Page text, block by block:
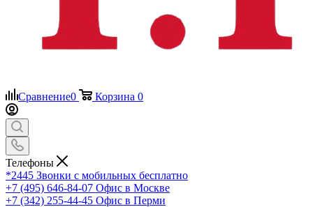
Сравнение0 Корзина 0
Телефоны
*2445 Звонки с мобильных бесплатно
+7 (495) 646-84-07 Офис в Москве
+7 (342) 255-44-45 Офис в Перми